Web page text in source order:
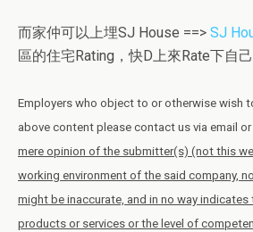
而家仲可以上埋SJ House ==> SJ
區的住宅Rating，快D上來Rate下自
Employers who object to or otherwise wish
above content please contact us via email or
mere opinion of the submitter(s) (not this
working environment of the said company,
might be inaccurate, and in no way indicates
products or services or the level of